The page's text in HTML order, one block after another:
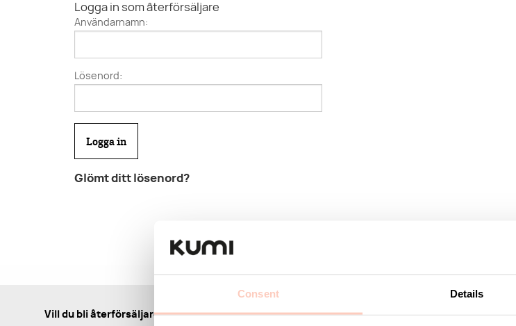
Consent Details
Logga in som återförsäljare
Användarnamn:
Lösenord:
Glömt ditt lösenord?
Vill du bli återförsäljare?